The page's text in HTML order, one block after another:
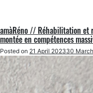
amàRéno // Réhabilitation et
montée en compétences
Posted on 21 April 202330